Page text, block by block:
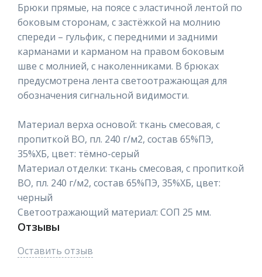
Брюки прямые, на поясе с эластичной лентой по
боковым сторонам, с застёжкой на молнию
спереди – гульфик, с передними и задними
карманами и карманом на правом боковым
шве с молнией, с наколенниками. В брюках
предусмотрена лента светоотражающая для
обозначения сигнальной видимости.
Материал верха основой: ткань смесовая, с
пропиткой ВО, пл. 240 г/м2, состав 65%ПЭ,
35%ХБ, цвет: тёмно-серый
Материал отделки: ткань смесовая, с пропиткой
ВО, пл. 240 г/м2, состав 65%ПЭ, 35%ХБ, цвет:
черный
Светоотражающий материал: СОП 25 мм.
Отзывы
Оставить отзыв